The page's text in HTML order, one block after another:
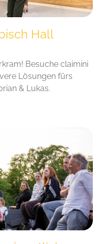
Hall
Besuche claimini
Lösungen fürs
& Lukas.